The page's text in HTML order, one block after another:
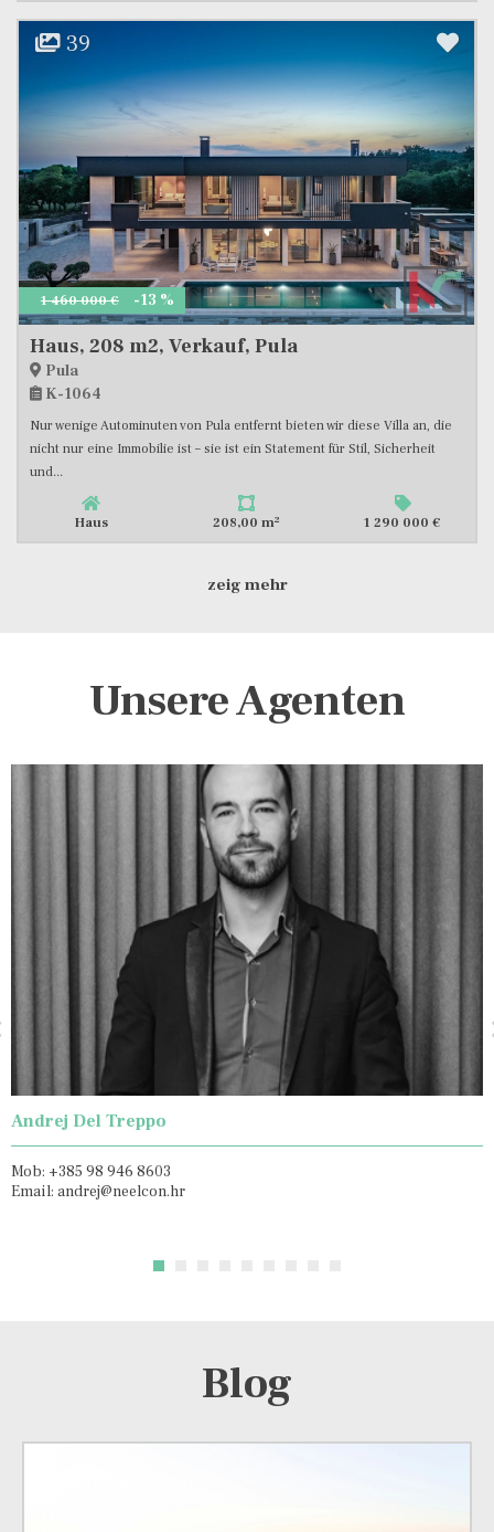
39
1 460 000 € -13 %
Haus, 208 m2, Verkauf, Pula
Pula
K-1064
Nur wenige Autominuten von Pula entfernt bieten wir diese Villa an, die
nicht nur eine Immobilie ist – sie ist ein Statement für Stil, Sicherheit
und...
Haus 208,00 m2 1 290 000 €
zeig mehr
Unsere Agenten
Andrej Del Treppo
Mob: +385 98 946 8603
Email: andrej@neelcon.hr
Blog